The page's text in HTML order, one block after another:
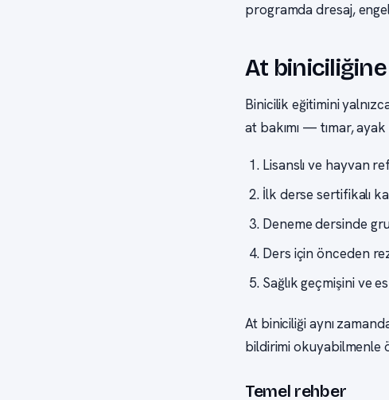
programda dresaj,
At
Binicilik eğitimini
at bakımı — tımar,
Lisanslı ve hayvan
İlk derse sertifikalı
Deneme dersinde
Ders için önceden
Sağlık geçmişini ve
At biniciliği aynı
bildirimi okuyabilmenle
Temel rehber